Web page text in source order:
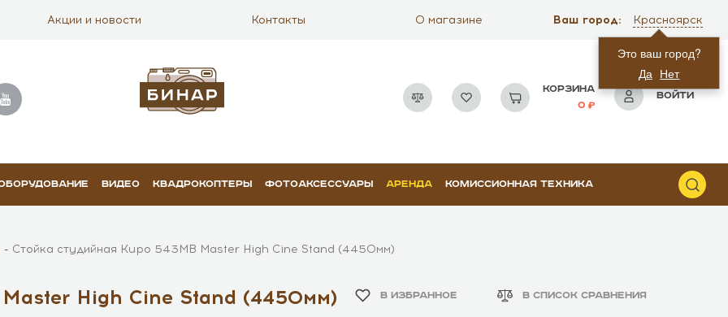
Акции и новости Контакты О магазине Ваш город:
Это ваш город?
Да Нет
Красноярск
КОРЗИНА
0
ВОЙТИ
ВИДЕО КВАДРОКОПТЕРЫ ФОТОАКСЕССУАРЫ АРЕНДА КОМИССИОННАЯ ТЕХНИКА
Стойка студийная Kupo 543MB Master High Cine Stand (4450мм)
High Cine Stand (4450мм) В ИЗБРАННОЕ В СПИСОК СРАВНЕНИЯ